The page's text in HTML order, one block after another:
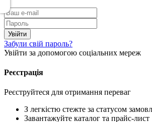
Забули свій пароль?
Увійти за допомогою соціальних мереж
Реєстрація
Реєструйтеся для отримання переваг
З легкістю стежте за статусом
Завантажуйте каталог та прайс-лист
Скачать
CSV
(Опт)
XLS
EXCEL
(Розн.)